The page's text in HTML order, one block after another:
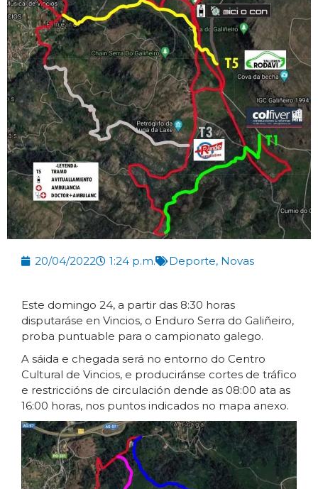
20/04/2022 1:24 p.m. Deporte, Novas
Este domingo 24, a partir das 8:30 horas
disputaráse en Vincios, o Enduro Serra do Galiñeiro,
proba puntuable para o campionato galego.
A sáida e chegada será no entorno do Centro
Cultural de Vincios, e produciránse cortes de tráfico
e restriccións de circulación dende as 08:00 ata as
16:00 horas, nos puntos indicados no mapa anexo.